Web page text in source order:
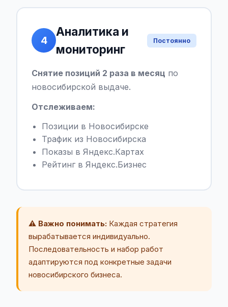
4
Аналитика и
мониторинг
Постоянно
Снятие позиций 2 раза в месяц по
новосибирской выдаче.
Отслеживаем:
Позиции в Новосибирске
Трафик из Новосибирска
Показы в Яндекс.Картах
Рейтинг в Яндекс.Бизнес
⚠️ Важно понимать: Каждая стратегия
вырабатывается индивидуально.
Последовательность и набор работ
адаптируются под конкретные задачи
новосибирского бизнеса.